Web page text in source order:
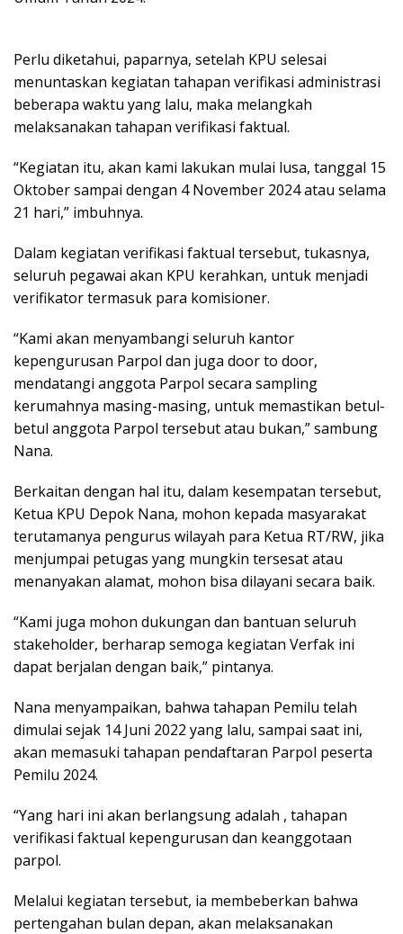
Perlu diketahui, paparnya, setelah KPU selesai
menuntaskan kegiatan tahapan verifikasi administrasi
beberapa waktu yang lalu, maka melangkah
melaksanakan tahapan verifikasi faktual.
“Kegiatan itu, akan kami lakukan mulai lusa, tanggal 15
Oktober sampai dengan 4 November 2024 atau selama
21 hari,” imbuhnya.
Dalam kegiatan verifikasi faktual tersebut, tukasnya,
seluruh pegawai akan KPU kerahkan, untuk menjadi
verifikator termasuk para komisioner.
“Kami akan menyambangi seluruh kantor
kepengurusan Parpol dan juga door to door,
mendatangi anggota Parpol secara sampling
kerumahnya masing-masing, untuk memastikan betul-
betul anggota Parpol tersebut atau bukan,” sambung
Nana.
Berkaitan dengan hal itu, dalam kesempatan tersebut,
Ketua KPU Depok Nana, mohon kepada masyarakat
terutamanya pengurus wilayah para Ketua RT/RW, jika
menjumpai petugas yang mungkin tersesat atau
menanyakan alamat, mohon bisa dilayani secara baik.
“Kami juga mohon dukungan dan bantuan seluruh
stakeholder, berharap semoga kegiatan Verfak ini
dapat berjalan dengan baik,” pintanya.
Nana menyampaikan, bahwa tahapan Pemilu telah
dimulai sejak 14 Juni 2022 yang lalu, sampai saat ini,
akan memasuki tahapan pendaftaran Parpol peserta
Pemilu 2024.
“Yang hari ini akan berlangsung adalah , tahapan
verifikasi faktual kepengurusan dan keanggotaan
parpol.
Melalui kegiatan tersebut, ia membeberkan bahwa
pertengahan bulan depan, akan melaksanakan